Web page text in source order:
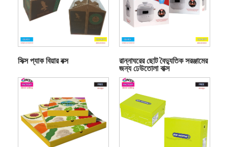
সিক্স প্যাক বিয়ার বক্স
রান্নাঘরের ছোট বৈদ্যুতিক সরঞ্জামের
জন্য ঢেউতোলা বাক্স